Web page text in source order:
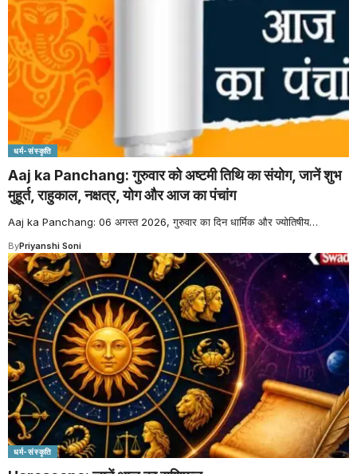
धर्म-संस्कृति
Aaj ka Panchang: गुरुवार को अष्टमी तिथि का संयोग, जानें शुभ
मुहूर्त, राहुकाल, नक्षत्र, योग और आज का पंचांग
Aaj ka Panchang: 06 अगस्त 2026, गुरुवार का दिन धार्मिक और ज्योतिषीय…
ByPriyanshi Soni
धर्म-संस्कृति